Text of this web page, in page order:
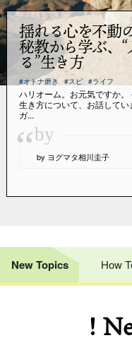
揺れる心を不動
秘教から学ぶ、
る”生き方
#オトナ磨き #スピ #ライフ
ハリオーム。お元気ですか
生き方について、お話して
ガ...
“by
by ヨグマタ相川圭子
New Topics How
!